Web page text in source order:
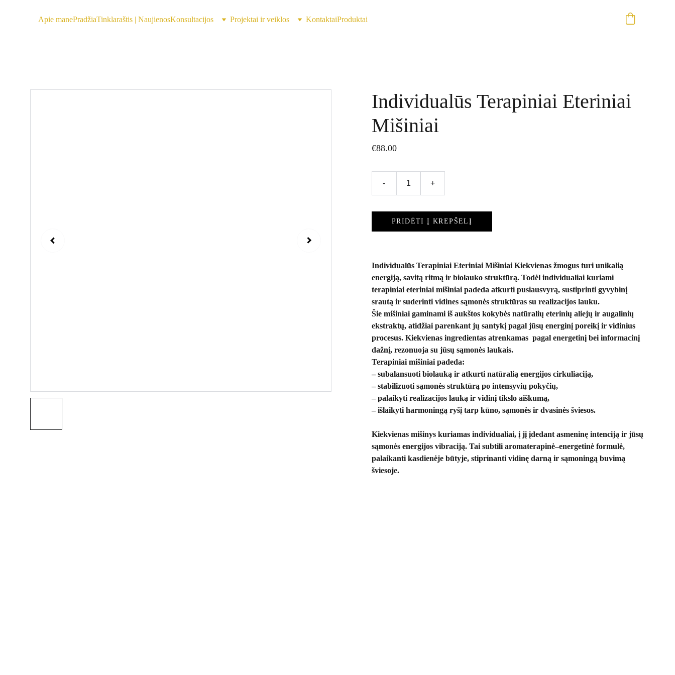
Apie manePradžiaTinklaraštis | NaujienosKonsultacijos Projektai ir veiklos KontaktaiProduktai
Individualūs Terapiniai Eteriniai
Mišiniai
€88.00
- +
PRIDĖTI Į KREPŠELĮ
Individualūs Terapiniai Eteriniai Mišiniai Kiekvienas žmogus turi unikalią
energiją, savitą ritmą ir biolauko struktūrą. Todėl individualiai kuriami
terapiniai eteriniai mišiniai padeda atkurti pusiausvyrą, sustiprinti gyvybinį
srautą ir suderinti vidines sąmonės struktūras su realizacijos lauku.
Šie mišiniai gaminami iš aukštos kokybės natūralių eterinių aliejų ir augalinių
ekstraktų, atidžiai parenkant jų santykį pagal jūsų energinį poreikį ir vidinius
procesus. Kiekvienas ingredientas atrenkamas pagal energetinį bei informacinį
dažnį, rezonuoja su jūsų sąmonės laukais.
Terapiniai mišiniai padeda:
– subalansuoti biolauką ir atkurti natūralią energijos cirkuliaciją,
– stabilizuoti sąmonės struktūrą po intensyvių pokyčių,
– palaikyti realizacijos lauką ir vidinį tikslo aiškumą,
– išlaikyti harmoningą ryšį tarp kūno, sąmonės ir dvasinės šviesos.
Kiekvienas mišinys kuriamas individualiai, į jį įdedant asmeninę intenciją ir jūsų
sąmonės energijos vibraciją. Tai subtili aromaterapinė–energetinė formulė,
palaikanti kasdienėje būtyje, stiprinanti vidinę darną ir sąmoningą buvimą
šviesoje.